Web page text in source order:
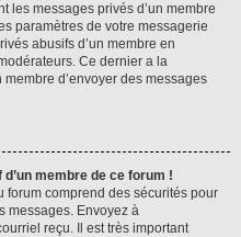
les messages privés d’un membre
paramètres de votre messagerie
abusifs d’un membre en
Ce dernier a la
d’envoyer des messages
membre de ce forum !
forum comprend des sécurités pour
messages. Envoyez à
reçu. Il est très important